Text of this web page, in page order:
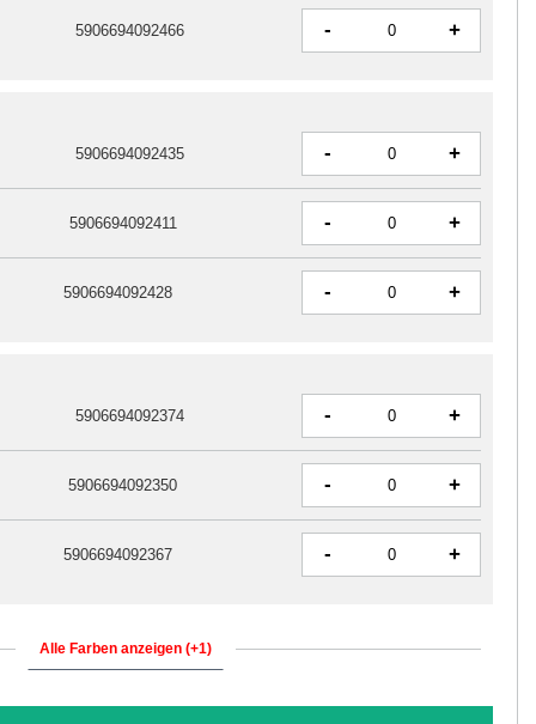
5906694092435 - +
5906694092411 - +
5906694092428 - +
5906694092374 - +
5906694092350 - +
5906694092367 - +
5906694092466 - +
Alle Farben anzeigen (+1)